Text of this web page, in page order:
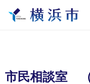
市民相談室 （